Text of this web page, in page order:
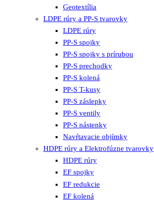
Geotextília
LDPE rúry a PP-S tvarovky
LDPE rúry
PP-S spojky
PP-S spojky s prírubou
PP-S prechodky
PP-S kolená
PP-S T-kusy
PP-S záslepky
PP-S ventily
PP-S nástenky
Navŕtavacie objímky
HDPE rúry a Elektrofúzne tvarovky
HDPE rúry
EF spojky
EF redukcie
EF kolená